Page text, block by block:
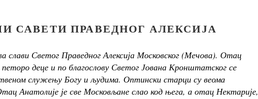
САВЕТИ ПРАВЕДНОГ АЛЕКСИЈА
слави Светог Праведног Алексија Московског (Мечова). Отац
петоро деце и по благослову Светог Јована Кронштатског се
служењу Богу и људима. Оптински старци су веома
Анатолије је све Московљане слао код њега, а отац Нектарије,